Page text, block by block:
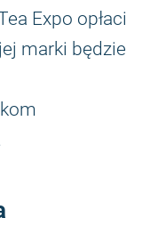
Expo opłaci
marki będzie